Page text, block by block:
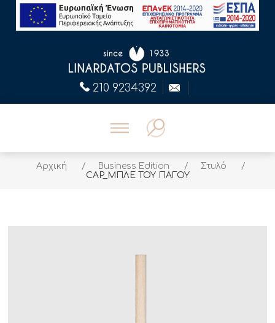
210 9234392
Αρχική / Business Edition / Στυλό
/
CAP_ΜΠΛΕ ΤΟΥ ΠΑΓΟΥ